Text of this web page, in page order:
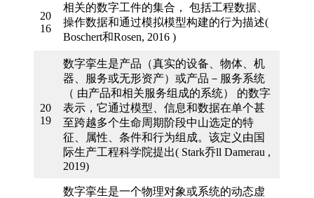
20
16
相关的数字工件的集合， 包括工程数据、
操作数据和通过模拟模型构建的行为描述(
Boschert和Rosen, 2016 )
20
19
数字挛生是产品（真实的设备、物体、机
器、服务或无形资产）或产品－服务系统
（ 由产品和相关服务组成的系统） 的数字
表示，它通过模型、信息和数据在单个甚
至跨越多个生命周期阶段中山选定的特
征、属性、条件和行为组成。该定义由国
际生产工程科学院提出( Stark乔ll Damerau ,
2019)
数字挛生是一个物理对象或系统的动态虚